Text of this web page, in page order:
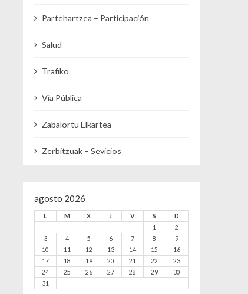
Partehartzea – Participación
Salud
Trafiko
Vía Pública
Zabalortu Elkartea
Zerbitzuak – Sevicios
agosto 2026
L M X J V S
D
1
2
3
4 5 6 7 8
9
10
11 12 13 14 15
16
17
18 19 20 21 22
23
24
25 26 27 28 29
30
31